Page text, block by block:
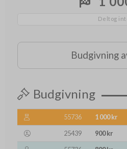
Deltog
Budgivning
Budgivning
55736 1 000 kr
25439
900 kr